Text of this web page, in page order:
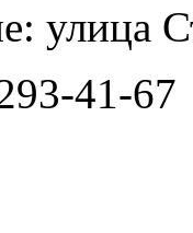
улица
41-67